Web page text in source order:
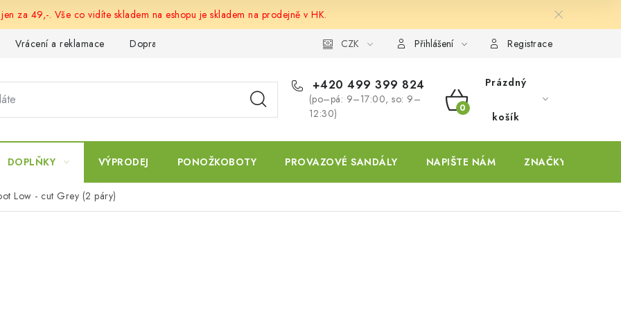
za 49,-. Vše co vidíte skladem na eshopu je skladem na prodejně v HK.
Vrácení a reklamace Doprava a platba CZK Přihlášení Registrace
+420 499 399 824
(po–pá: 9–17:00, so: 9–
12:30)
NÁKUPNÍ
KOŠÍK
Prázdný
košík
DOPLŇKY VÝPRODEJ PONOŽKOBOTY PROVAZOVÉ SANDÁLY NAPIŠTE NÁM ZNAČKY
Low - cut Grey (2 páry)